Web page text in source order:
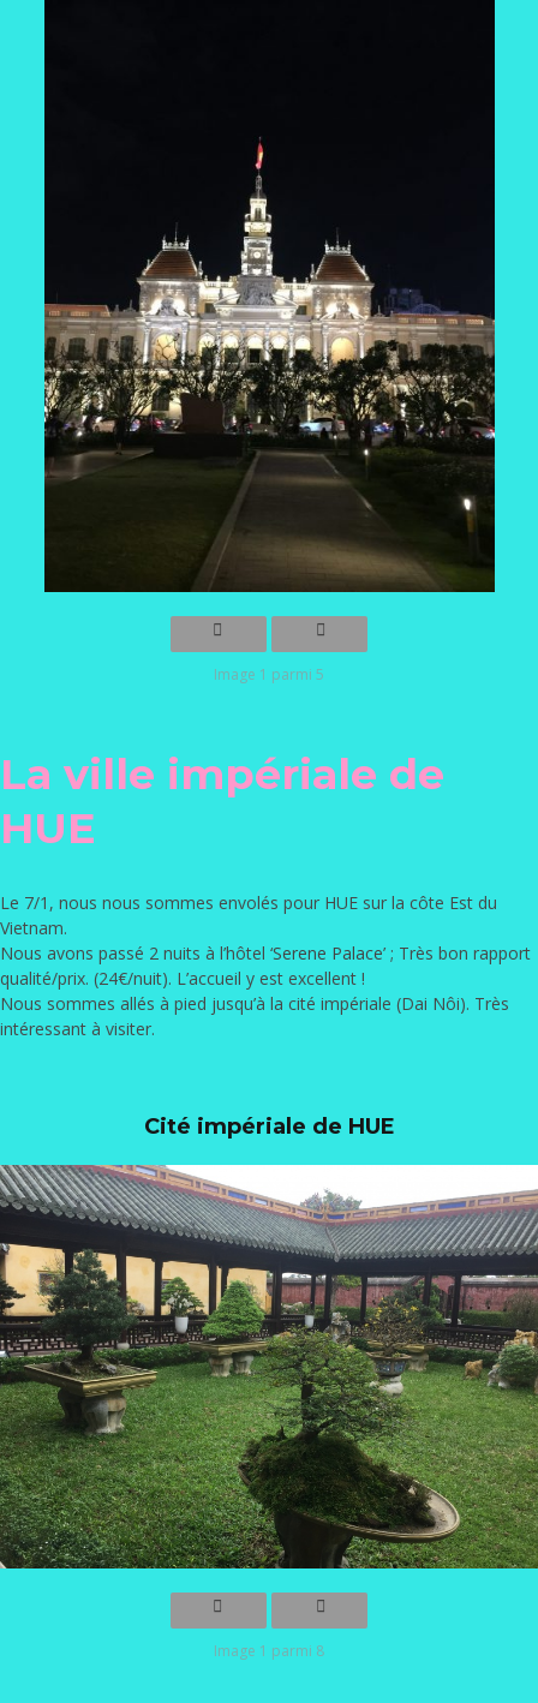
Image 1 parmi 5
La ville impériale de
HUE
Le 7/1, nous nous sommes envolés pour HUE sur la côte Est du
Vietnam.
Nous avons passé 2 nuits à l’hôtel ‘Serene Palace’ ; Très bon rapport
qualité/prix. (24€/nuit). L’accueil y est excellent !
Nous sommes allés à pied jusqu’à la cité impériale (Dai Nôi). Très
intéressant à visiter.
Cité impériale de HUE
Image 1 parmi 8